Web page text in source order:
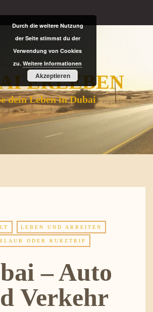
ERLEBEN
dein Leben in Dubai
LEBEN UND ARBEITEN
ODER KURZTRIP
– Auto
Verkehr
Durch die weitere Nutzung
der Seite stimmst du der
Verwendung von Cookies
zu. Weitere Informationen
Akzeptieren